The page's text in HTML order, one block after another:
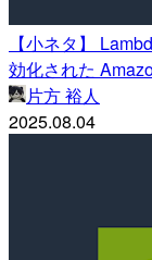
【小ネタ】
効化された
片方 裕人
2025.08.04